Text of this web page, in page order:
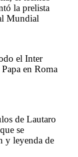
la prelista
Mundial
el Inter
en Roma
de Lautaro
se
y leyenda de